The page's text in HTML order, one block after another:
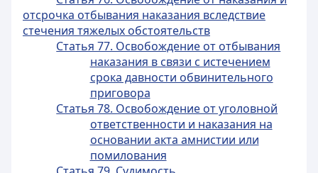
отсрочка отбывания наказания вследствие
стечения тяжелых обстоятельств
Статья 77. Освобождение от отбывания
наказания в связи с истечением
срока давности обвинительного
приговора
Статья 78. Освобождение от уголовной
ответственности и наказания на
основании акта амнистии или
помилования